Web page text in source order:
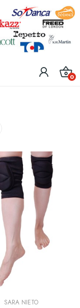
0
SARA NIETO